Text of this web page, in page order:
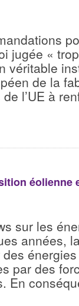
jugée «
véritable
de la
de l’UE à
éolienne
sur les
années,
par des
En